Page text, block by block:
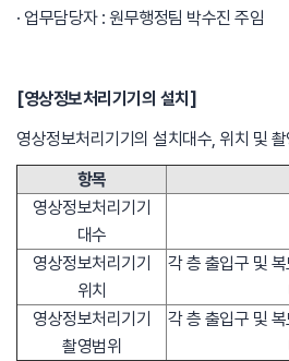
· 업무담당자 : 원무행정팀 박수진 주임
[영상정보처리기기의 설치]
영상정보처리기기의 설치대수, 위치 및
항목
영상정보처리기기
대수
영상정보처리기기
위치
각 층 출입구 및
영상정보처리기기
촬영범위
각 층 출입구 및